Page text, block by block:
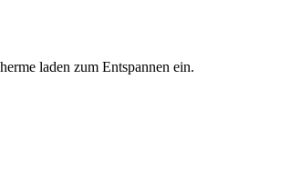
laden zum Entspannen ein.